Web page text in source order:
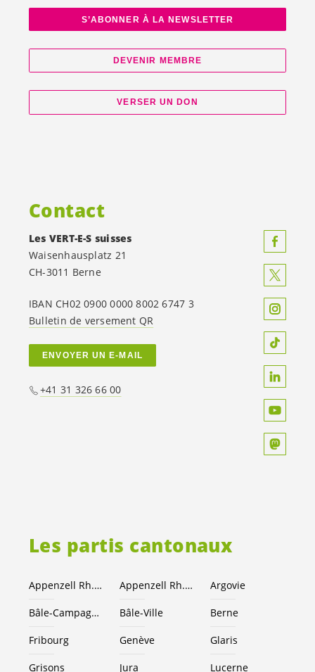
Les partis cantonaux
Appenzell Rh.-Ext. Appenzell Rh.-I. Argovie
Bâle-Campagne Bâle-Ville Berne
Fribourg Genève Glaris
Grisons Jura Lucerne
S’ABONNER À LA NEWSLETTER
DEVENIR MEMBRE
VERSER UN DON
Contact
Les VERT-E-S suisses
Waisenhausplatz 21
CH-3011 Berne
IBAN CH02 0900 0000 8002 6747 3
Bulletin de versement QR
ENVOYER UN E-MAIL
+41 31 326 66 00